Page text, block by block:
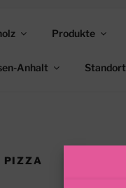
Produkte
Anhalt Standort
PIZZA